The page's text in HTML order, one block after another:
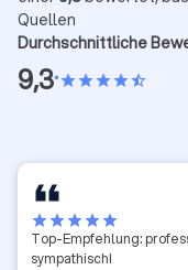
Quellen
Durchschnittliche
9,3•starstarstarstarstar_half
starstarstarstarstar
Top-Empfehlung:
sympathisch!